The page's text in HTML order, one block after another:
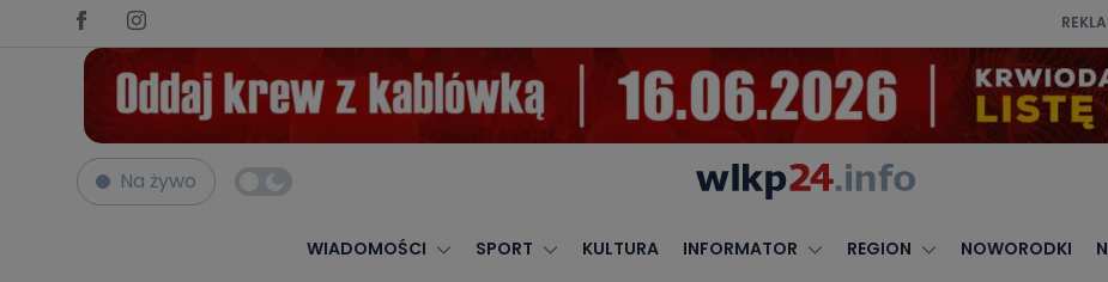
Na żywo
WIADOMOŚCI SPORT KULTURA INFORMATOR REGION NOWORODKI